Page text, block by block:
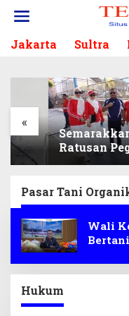
Jakarta Sultra
«
Semarakkan HUT
Ratusan Pegawai
Sekretariat DPRD
Bola Gotong
Pasar Tani
Wali
Hukum